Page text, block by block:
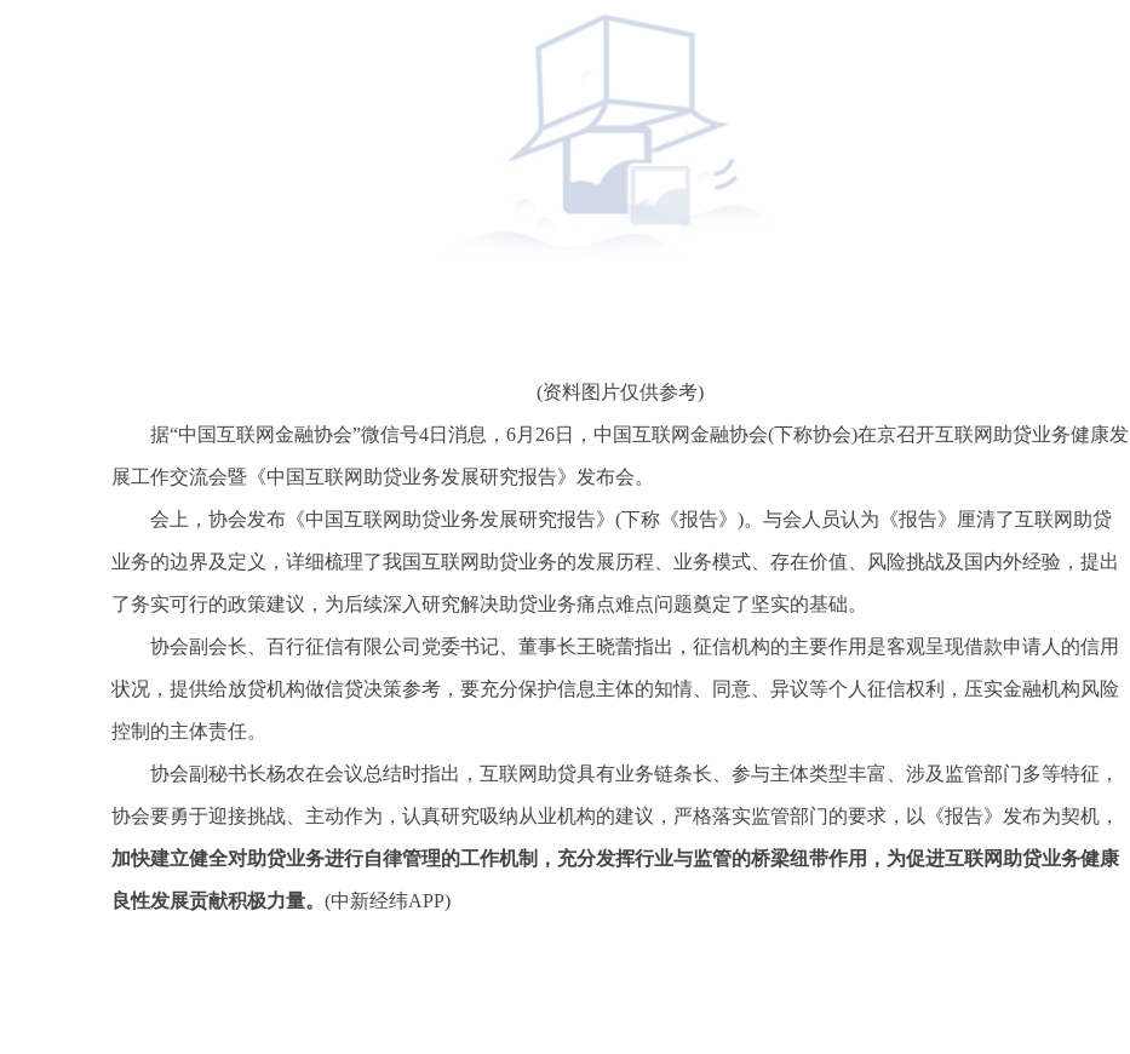
(资料图片仅供参考)
据“中国互联网金融协会”微信号4日消息，6月26日，中国互联网金融协会(下称协会)在京召开互联网助贷业务健康发
展工作交流会暨《中国互联网助贷业务发展研究报告》发布会。
会上，协会发布《中国互联网助贷业务发展研究报告》(下称《报告》)。与会人员认为《报告》厘清了互联网助贷
业务的边界及定义，详细梳理了我国互联网助贷业务的发展历程、业务模式、存在价值、风险挑战及国内外经验，提出
了务实可行的政策建议，为后续深入研究解决助贷业务痛点难点问题奠定了坚实的基础。
协会副会长、百行征信有限公司党委书记、董事长王晓蕾指出，征信机构的主要作用是客观呈现借款申请人的信用
状况，提供给放贷机构做信贷决策参考，要充分保护信息主体的知情、同意、异议等个人征信权利，压实金融机构风险
控制的主体责任。
协会副秘书长杨农在会议总结时指出，互联网助贷具有业务链条长、参与主体类型丰富、涉及监管部门多等特征，
协会要勇于迎接挑战、主动作为，认真研究吸纳从业机构的建议，严格落实监管部门的要求，以《报告》发布为契机，
加快建立健全对助贷业务进行自律管理的工作机制，充分发挥行业与监管的桥梁纽带作用，为促进互联网助贷业务健康
良性发展贡献积极力量。 (中新经纬APP)